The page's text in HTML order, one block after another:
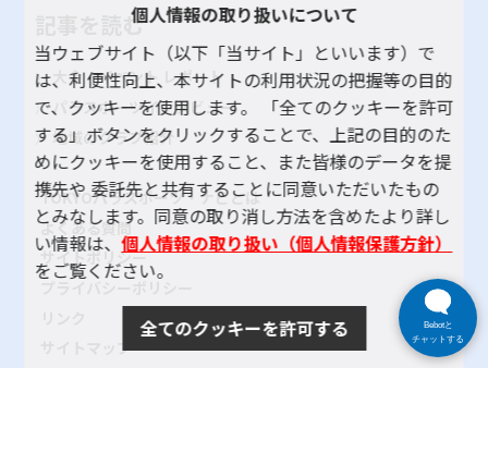
記事を読む
大会・イベント レポート
パラスポーツインタビュー
地域のクラブ紹介
TOKYOパラスポーツ・ナビとは
よくある質問
サイトポリシー
サイトマップ
個人情報の取り扱いについて
当ウェブサイト（以下「当サイト」といいます）で
は、利便性向上、本サイトの利用状況の把握等の目的
で、クッキーを使用します。 「全てのクッキーを許可
する」ボタンをクリックすることで、上記の目的のた
めにクッキーを使用すること、また皆様のデータを提
携先や 委託先と共有することに同意いただいたもの
とみなします。同意の取り消し方法を含めたより詳し
い情報は、個人情報の取り扱い（個人情報保護方針）
をご覧ください。
全てのクッキーを許可する
Bebotと
チャットする